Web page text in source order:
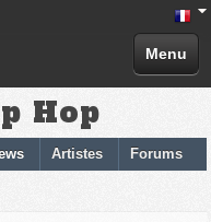
Menu
Hop
Artistes Forums